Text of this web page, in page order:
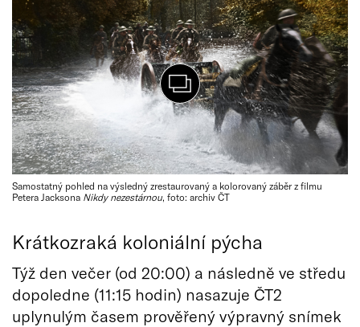
Samostatný pohled na výsledný zrestaurovaný a kolorovaný záběr z filmu
Petera Jacksona Nikdy nezestárnou, foto: archiv ČT
Krátkozraká koloniální pýcha
Týž den večer (od 20:00) a následně ve středu
dopoledne (11:15 hodin) nasazuje ČT2
uplynulým časem prověřený výpravný snímek